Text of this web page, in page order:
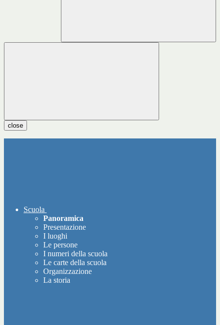
close
Scuola
Panoramica
Presentazione
I luoghi
Le persone
I numeri della scuola
Le carte della scuola
Organizzazione
La storia